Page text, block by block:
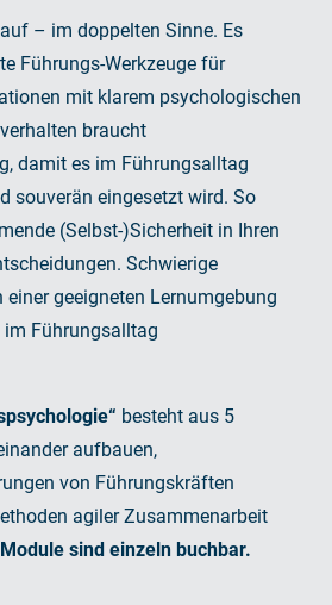
– im doppelten Sinne. Es
Führungs-Werkzeuge für
mit klarem psychologischen
braucht
damit es im Führungsalltag
souverän eingesetzt wird. So
(Selbst-)Sicherheit in Ihren
Schwierige
geeigneten Lernumgebung
im Führungsalltag
besteht aus 5
aufbauen,
von Führungskräften
agiler Zusammenarbeit
sind einzeln buchbar.